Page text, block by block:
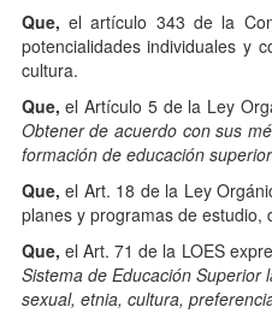
Que, el artículo 343 de la
potencialidades individuales y
cultura.
Que, el Artículo 5 de la Ley
Obtener de acuerdo con sus
formación de educación
Que, el Art. 18 de la Ley
planes y programas de estudio,
Que, el Art. 71 de la LOES
Sistema de Educación Superior
sexual, etnia, cultura,